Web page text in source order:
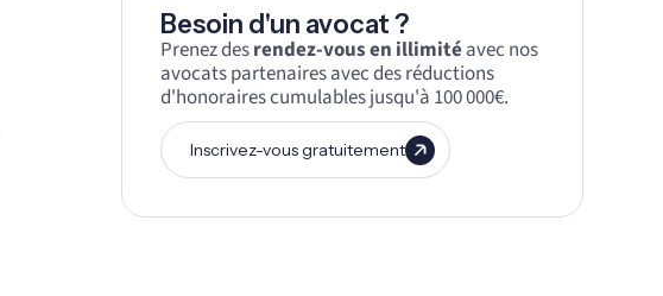
Besoin d'un avocat ?
Prenez desrendez-vous en illimitéavec nos
avocats partenaires avec des réductions
d'honoraires cumulables jusqu'à 100 000€.
Inscrivez-vous gratuitement